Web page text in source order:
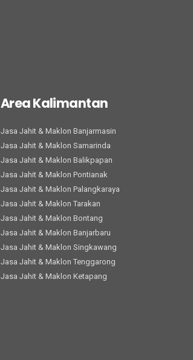
Area Kalimantan
Jasa Jahit & Maklon Banjarmasin
Jasa Jahit & Maklon Samarinda
Jasa Jahit & Maklon Balikpapan
Jasa Jahit & Maklon Pontianak
Jasa Jahit & Maklon Palangkaraya
Jasa Jahit & Maklon Tarakan
Jasa Jahit & Maklon Bontang
Jasa Jahit & Maklon Banjarbaru
Jasa Jahit & Maklon Singkawang
Jasa Jahit & Maklon Tenggarong
Jasa Jahit & Maklon Ketapang